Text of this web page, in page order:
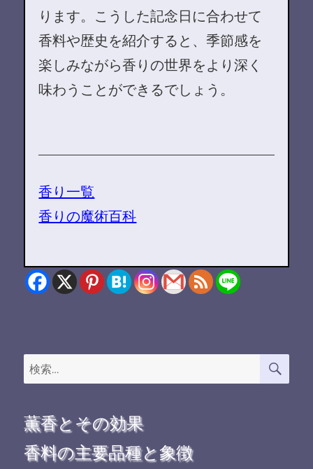
ります。こうした記念日に合わせて
香料や歴史を紹介すると、季節感を
楽しみながら香りの世界をより深く
味わうことができるでしょう。
香り一覧
香りの魔術百科
検
索:
検
薫香とその効果
香料の主要品種と象徴